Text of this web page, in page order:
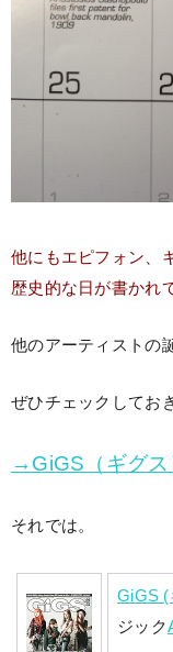
他にもエピフォン、
歴史的な日が書かれ
他のアーティストの
ぜひチェックしてお
→GiGS（ギグス
それでは。
GiGS (
ジック